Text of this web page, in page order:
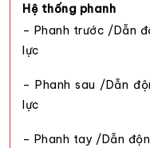
Hệ thống phanh
– Phanh trước /Dẫn
lực
– Phanh sau /Dẫn
lực
– Phanh tay /Dẫn